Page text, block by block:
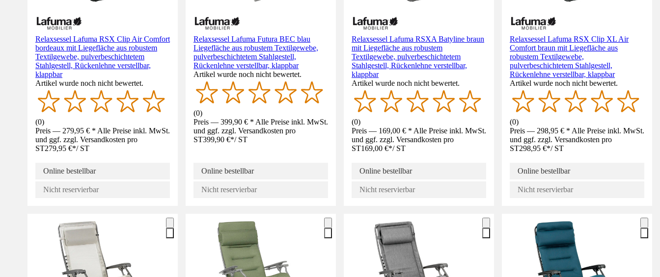
Relaxsessel Lafuma RSX Clip Air Comfort
bordeaux mit Liegefläche aus robustem
Textilgewebe, pulverbeschichtetem
Stahlgestell, Rückenlehne verstellbar,
klappbar
Artikel wurde noch nicht bewertet.
(0)
Preis — 279,95 € * Alle Preise inkl. MwSt.
und ggf. zzgl. Versandkosten pro
ST279,95 €*/ ST
Online bestellbar
Nicht reservierbar
Relaxsessel Lafuma Futura BEC blau
Liegefläche aus robustem Textilgewebe,
pulverbeschichtetem Stahlgestell,
Rückenlehne verstellbar, klappbar
Artikel wurde noch nicht bewertet.
(0)
Preis — 399,90 € * Alle Preise inkl. MwSt.
und ggf. zzgl. Versandkosten pro
ST399,90 €*/ ST
Online bestellbar
Nicht reservierbar
Relaxsessel Lafuma RSXA Batyline braun
mit Liegefläche aus robustem
Textilgewebe, pulverbeschichtetem
Stahlgestell, Rückenlehne verstellbar,
klappbar
Artikel wurde noch nicht bewertet.
(0)
Preis — 169,00 € * Alle Preise inkl. MwSt.
und ggf. zzgl. Versandkosten pro
ST169,00 €*/ ST
Online bestellbar
Nicht reservierbar
Relaxsessel Lafuma RSX Clip XL Air
Comfort braun mit Liegefläche aus
robustem Textilgewebe,
pulverbeschichtetem Stahlgestell,
Rückenlehne verstellbar, klappbar
Artikel wurde noch nicht bewertet.
(0)
Preis — 298,95 € * Alle Preise inkl. MwSt.
und ggf. zzgl. Versandkosten pro
ST298,95 €*/ ST
Online bestellbar
Nicht reservierbar